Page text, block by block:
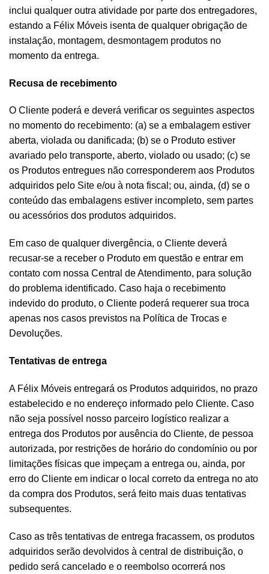
inclui qualquer outra atividade por parte dos entregadores,
estando a Félix Móveis isenta de qualquer obrigação de
instalação, montagem, desmontagem produtos no
momento da entrega.
Recusa de recebimento
O Cliente poderá e deverá verificar os seguintes aspectos
no momento do recebimento: (a) se a embalagem estiver
aberta, violada ou danificada; (b) se o Produto estiver
avariado pelo transporte, aberto, violado ou usado; (c) se
os Produtos entregues não corresponderem aos Produtos
adquiridos pelo Site e/ou à nota fiscal; ou, ainda, (d) se o
conteúdo das embalagens estiver incompleto, sem partes
ou acessórios dos produtos adquiridos.
Em caso de qualquer divergência, o Cliente deverá
recusar-se a receber o Produto em questão e entrar em
contato com nossa Central de Atendimento, para solução
do problema identificado. Caso haja o recebimento
indevido do produto, o Cliente poderá requerer sua troca
apenas nos casos previstos na Política de Trocas e
Devoluções.
Tentativas de entrega
A Félix Móveis entregará os Produtos adquiridos, no prazo
estabelecido e no endereço informado pelo Cliente. Caso
não seja possível nosso parceiro logístico realizar a
entrega dos Produtos por ausência do Cliente, de pessoa
autorizada, por restrições de horário do condomínio ou por
limitações físicas que impeçam a entrega ou, ainda, por
erro do Cliente em indicar o local correto da entrega no ato
da compra dos Produtos, será feito mais duas tentativas
subsequentes.
Caso as três tentativas de entrega fracassem, os produtos
adquiridos serão devolvidos à central de distribuição, o
pedido será cancelado e o reembolso ocorrerá nos